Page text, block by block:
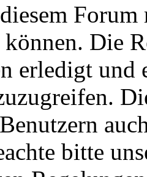
können. Die
erledigt und
bitte